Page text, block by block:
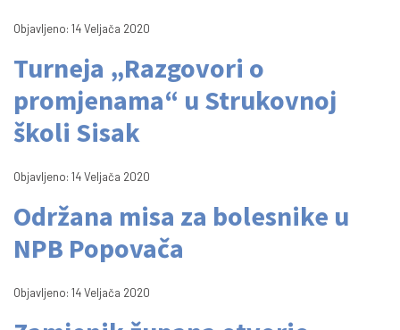
Objavljeno: 14 Veljača 2020
Turneja „Razgovori o
promjenama“ u Strukovnoj
školi Sisak
Objavljeno: 14 Veljača 2020
Održana misa za bolesnike u
NPB Popovača
Objavljeno: 14 Veljača 2020